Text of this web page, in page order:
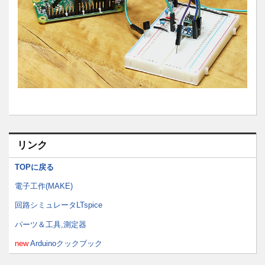
リンク
TOPに戻る
電子工作(MAKE)
回路シミュレータLTspice
パーツ＆工具,測定器
newArduinoクックブック